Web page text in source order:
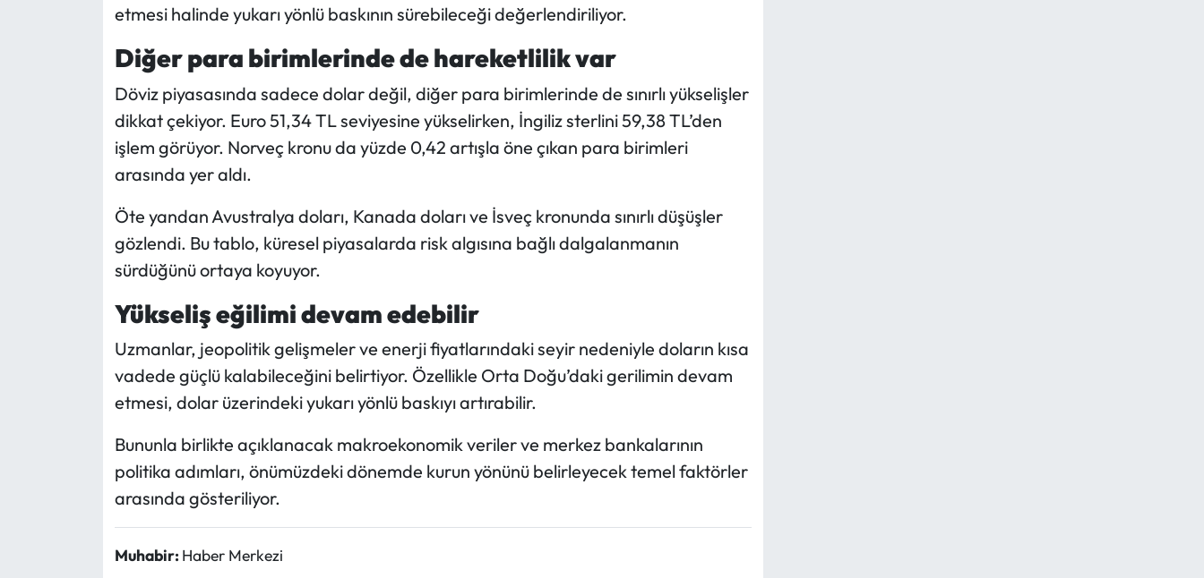
etmesi halinde yukarı yönlü baskının sürebileceği değerlendiriliyor.
Diğer para birimlerinde de hareketlilik var
Döviz piyasasında sadece dolar değil, diğer para birimlerinde de sınırlı yükselişler
dikkat çekiyor. Euro 51,34 TL seviyesine yükselirken, İngiliz sterlini 59,38 TL’den
işlem görüyor. Norveç kronu da yüzde 0,42 artışla öne çıkan para birimleri
arasında yer aldı.
Öte yandan Avustralya doları, Kanada doları ve İsveç kronunda sınırlı düşüşler
gözlendi. Bu tablo, küresel piyasalarda risk algısına bağlı dalgalanmanın
sürdüğünü ortaya koyuyor.
Yükseliş eğilimi devam edebilir
Uzmanlar, jeopolitik gelişmeler ve enerji fiyatlarındaki seyir nedeniyle doların kısa
vadede güçlü kalabileceğini belirtiyor. Özellikle Orta Doğu’daki gerilimin devam
etmesi, dolar üzerindeki yukarı yönlü baskıyı artırabilir.
Bununla birlikte açıklanacak makroekonomik veriler ve merkez bankalarının
politika adımları, önümüzdeki dönemde kurun yönünü belirleyecek temel faktörler
arasında gösteriliyor.
Muhabir: Haber Merkezi